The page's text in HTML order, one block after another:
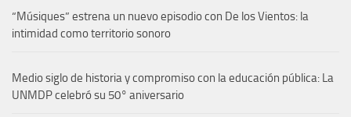
“Músiques” estrena un nuevo episodio con De los Vientos: la
intimidad como territorio sonoro
Medio siglo de historia y compromiso con la educación pública: La
UNMDP celebró su 50° aniversario